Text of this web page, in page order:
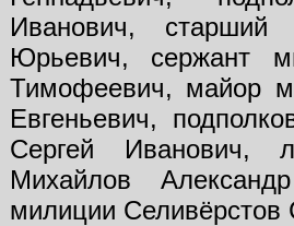
Иванович, старший
Юрьевич, сержант
Тимофеевич, майор
Евгеньевич,
Сергей Иванович,
Михайлов
милиции Селивёрстов